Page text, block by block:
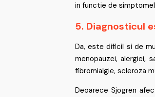
in functie de
5. Diagnosticul
Da, este dificil si de
menopauzei, alergiei,
fibromialgie, scleroza
Deoarece Sjogren